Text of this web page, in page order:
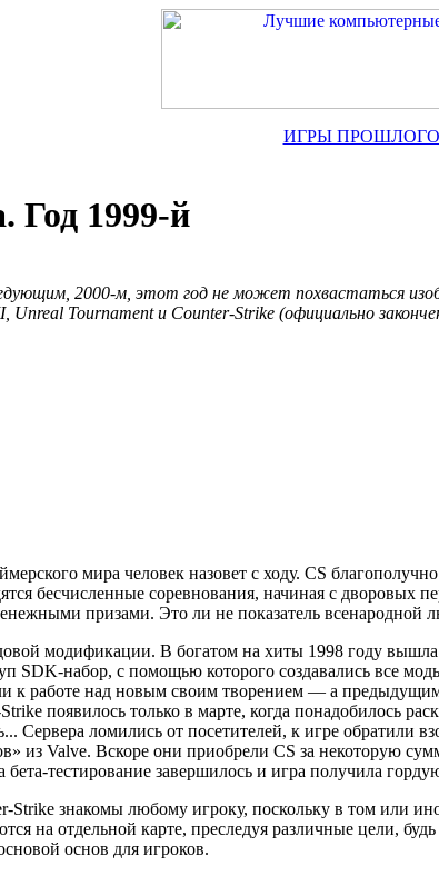
ИГРЫ ПРОШЛОГО
Год 1999-й
2000-м, этот год не может похвастаться
Tournament и Counter-Strike (официально
мира человек назовет с ходу. CS
бесчисленные соревнования, начиная с дворовых
призами. Это ли не показатель всенародной
модификации. В богатом на хиты 1998 году
SDK-набор, с помощью которого создавались все
к работе над новым своим творением — а
появилось только в марте, когда понадобилось
Сервера ломились от посетителей, к игре обратили
из Valve. Вскоре они приобрели CS за некоторую
бета-тестирование завершилось и игра получила
знакомы любому игроку, поскольку в том или
на отдельной карте, преследуя различные цели,
основ для игроков.